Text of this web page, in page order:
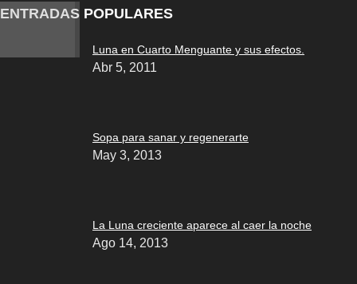
ENTRADAS POPULARES
Luna en Cuarto Menguante y sus efectos.
Abr 5, 2011
Sopa para sanar y regenerarte
May 3, 2013
La Luna creciente aparece al caer la noche
Ago 14, 2013